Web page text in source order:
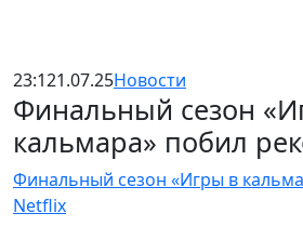
23:121.07.25Новости
Финальный сезон
кальмара» побил
Финальный сезон «Игры в
Netflix